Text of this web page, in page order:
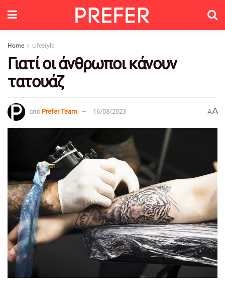
Home Lifestyle
Γιατί οι άνθρωποι κάνουν
τατουάζ
από Prefer Team 16/08/2023 AA